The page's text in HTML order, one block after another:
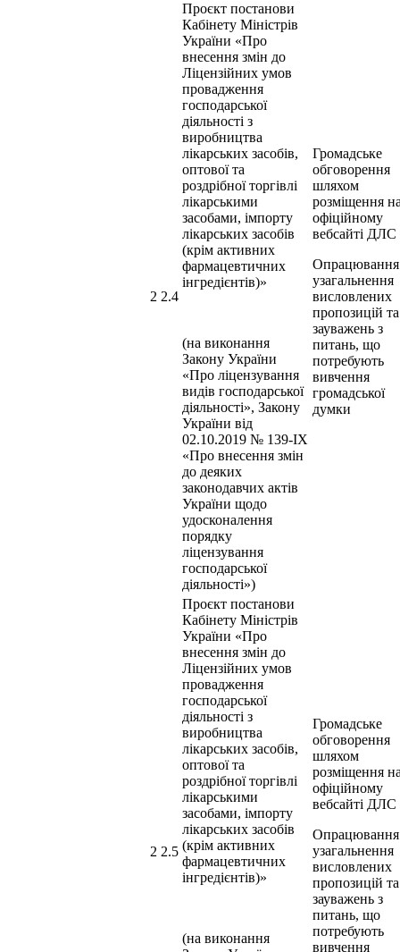
2 2.4
Проєкт постанови
Кабінету Міністрів
України «Про
внесення змін до
Ліцензійних умов
провадження
господарської
діяльності з
виробництва
лікарських засобів,
оптової та
роздрібної торгівлі
лікарськими
засобами, імпорту
лікарських засобів
(крім активних
фармацевтичних
інгредієнтів)»
(на виконання
Закону України
«Про ліцензування
видів господарської
діяльності», Закону
України від
02.10.2019 № 139-ІХ
«Про внесення змін
до деяких
законодавчих актів
України щодо
удосконалення
порядку
ліцензування
господарської
діяльності»)
Громадське
обговорення
шляхом
розміщення
офіційному
вебсайті ДЛС
Опрацювання
узагальнення
висловлених
пропозицій та
зауважень з
питань, що
потребують
вивчення
громадської
думки
2 2.5
Проєкт постанови
Кабінету Міністрів
України «Про
внесення змін до
Ліцензійних умов
провадження
господарської
діяльності з
виробництва
лікарських засобів,
оптової та
роздрібної торгівлі
лікарськими
засобами, імпорту
лікарських засобів
(крім активних
фармацевтичних
інгредієнтів)»
(на виконання
Громадське
обговорення
шляхом
розміщення
офіційному
вебсайті ДЛС
Опрацювання
узагальнення
висловлених
пропозицій та
зауважень з
питань, що
потребують
вивчення